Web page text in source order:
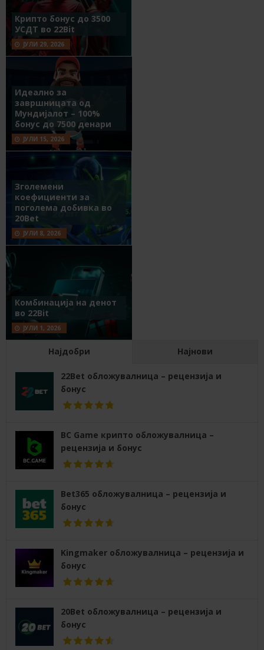
Крипто бонус до 3500
УСДТ во 22Bit
ЈУЛИ 29, 2026
Идеално за
завршницата од
Мундијалот – 100%
бонус до 7500 денари
ЈУЛИ 15, 2026
Зголемени
коефициенти за
поголема добивка во
20Bet
ЈУЛИ 8, 2026
Комбинација на денот
во 22Bit
ЈУЛИ 1, 2026
Најдобри Најнови
22Bet обложувалница – рецензија и
бонус
BC Game крипто обложувалница –
рецензија и бонус
Bet365 обложувалница – рецензија и
бонус
Kingmaker обложувалница – рецензија и
бонус
20Bet обложувалница – рецензија и
бонус